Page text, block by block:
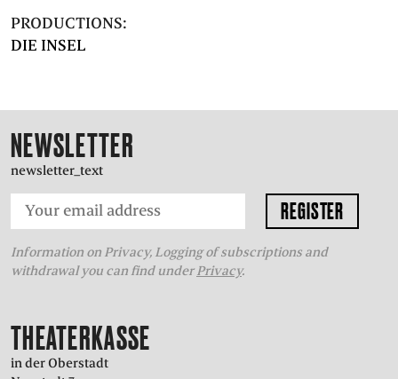
SPRACHE
PRODUCTIONS:
DIE INSEL
NEWSLETTER
newsletter_text
Information on Privacy, Logging of subscriptions and
withdrawal you can find underPrivacy.
THEATERKASSE
in der Oberstadt